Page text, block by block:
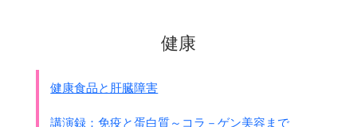
丁寧な看護と対応が必要なのだろうと思います。
WHOの資料があります。
抗ウイルス剤、タミフルは投与の大半は不要、
入院患者の10%は必要かもしれない
大体1℃くらいしか下がらないから安全なのです。
それ以外は子どものインフルエンザには禁止されています。
健康
健康食品と肝臓障害
講演録：免疫と蛋白質～コラ－ゲン美容まで